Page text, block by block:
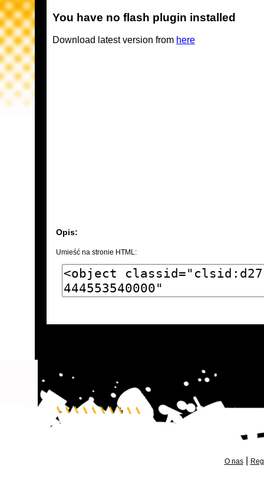
You have no flash plugin installed
Download latest version from here
Opis:
Umieść na stronie HTML:
O nas|